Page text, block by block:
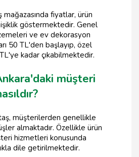
fiyatlar, ürün
göstermektedir. Genel
ve ev dekorasyon
50 TL'den başlayıp, özel
kadar çıkabilmektedir.
müşteri
müşterilerden genellikle
almaktadır. Özellikle ürün
hizmetleri konusunda
dile getirilmektedir.